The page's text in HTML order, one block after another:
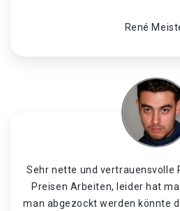
René
Sehr nette und vertrauensvolle
Preisen Arbeiten, leider hat
man abgezockt werden könnte